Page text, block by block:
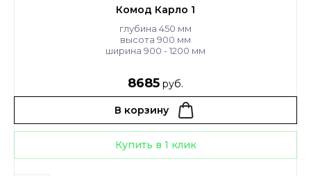
Комод Карло 1
глубина 450 мм
высота 900 мм
ширина 900 - 1200 мм
8685 руб.
В корзину
Купить в 1 клик